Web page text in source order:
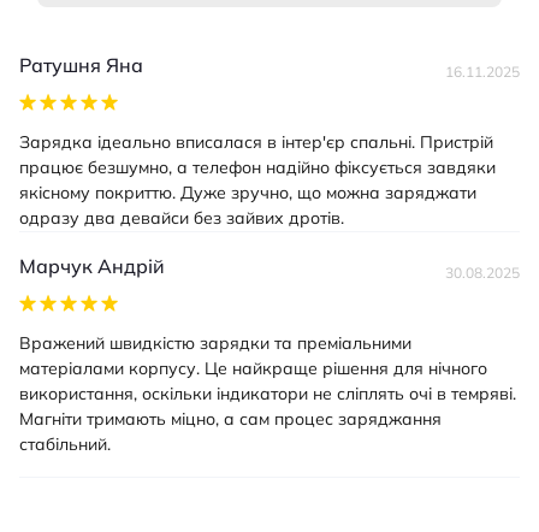
Apple Watch Series 9 45 мм
Apple Watch Series 9 44 мм
Apple Watch Series 9 42 мм
Apple Watch Series 9 41 мм
Apple Watch Series 9 40 мм
Apple Watch Series 8 45 мм
Apple Watch Series 8 44 мм
Apple Watch Series 8 42 мм
Ратушня Яна 16.11.2025
Зарядка ідеально вписалася в інтер'єр спальні. Пристрій
працює безшумно, а телефон надійно фіксується завдяки
якісному покриттю. Дуже зручно, що можна заряджати
одразу два девайси без зайвих дротів.
Марчук Андрій 30.08.2025
Вражений швидкістю зарядки та преміальними
матеріалами корпусу. Це найкраще рішення для нічного
використання, оскільки індикатори не сліплять очі в темряві.
Магніти тримають міцно, а сам процес заряджання
стабільний.